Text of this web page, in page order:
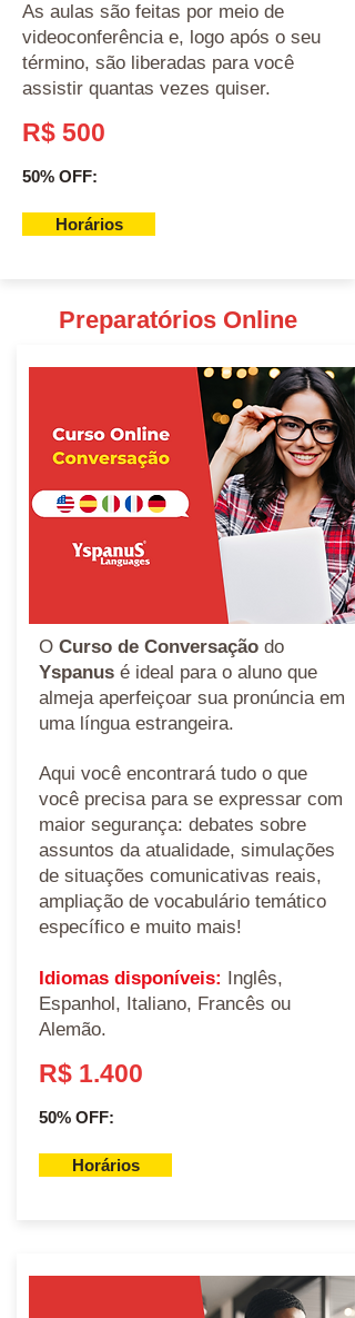
As aulas são feitas por meio de
videoconferência e, logo após o seu
término, são liberadas para você
assistir quantas vezes quiser.
R$ 500
50% OFF:
Horários
Preparatórios Online
O Curso de Conversação do
Yspanus é ideal para o aluno que
almeja aperfeiçoar sua pronúncia em
uma língua estrangeira.
Aqui você encontrará tudo o que
você precisa para se expressar com
maior segurança: debates sobre
assuntos da atualidade, simulações
de situações comunicativas reais,
ampliação de vocabulário temático
específico e muito mais!
Idiomas disponíveis: Inglês,
Espanhol, Italiano, Francês ou
Alemão.
R$ 1.400
50% OFF:
Horários